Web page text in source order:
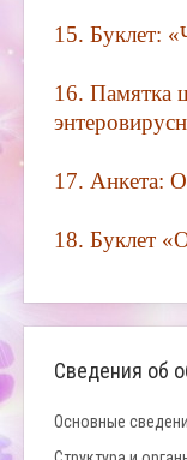
15. Буклет:
16. Памятка
17. Анкета:
18. Буклет
Сведения об
Основные